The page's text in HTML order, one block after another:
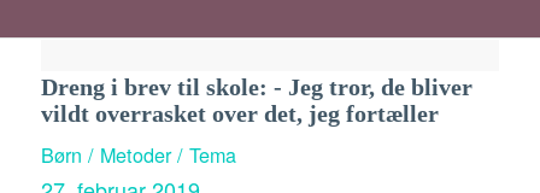
Dreng i brev til skole: - Jeg tror, de bliver
vildt overrasket over det, jeg fortæller
Børn / Metoder / Tema